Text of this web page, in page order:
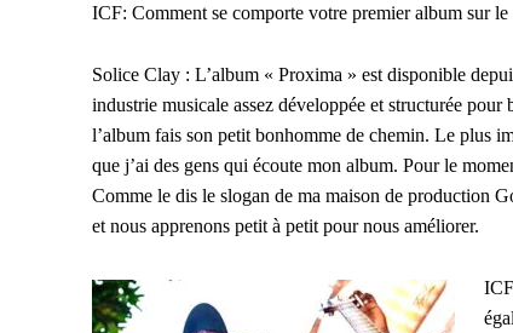
ICF: Comment se comporte votre premier album sur le
Solice Clay : L’album « Proxima » est disponible
industrie musicale assez développée et structurée
l’album fais son petit bonhomme de chemin. Le plus
que j’ai des gens qui écoute mon album. Pour le
Comme le dis le slogan de ma maison de production
et nous apprenons petit à petit pour nous améliorer.